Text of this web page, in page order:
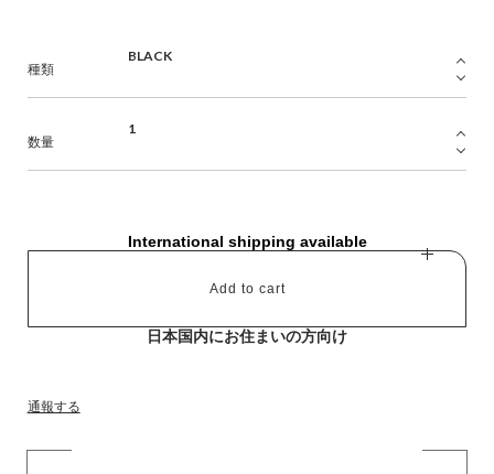
種類
数量
International shipping available
Add to cart
日本国内にお住まいの方向け
通報する